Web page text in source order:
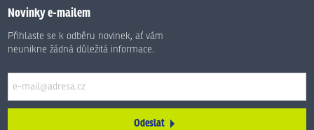
Novinky e-mailem
Přihlaste se k odběru novinek, ať vám
neunikne žádná důležitá informace.
Odeslat